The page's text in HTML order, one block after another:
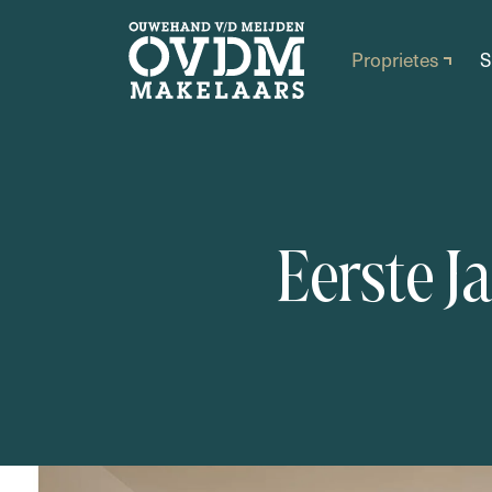
Proprietes
Eerste Ja